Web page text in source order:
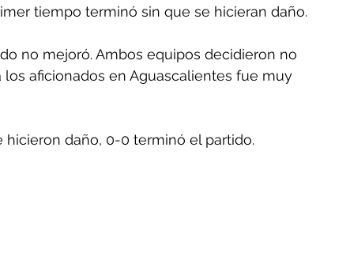
tiempo terminó sin que se hicieran daño.
no mejoró. Ambos equipos decidieron no
aficionados en Aguascalientes fue muy
hicieron daño, 0-0 terminó el partido.